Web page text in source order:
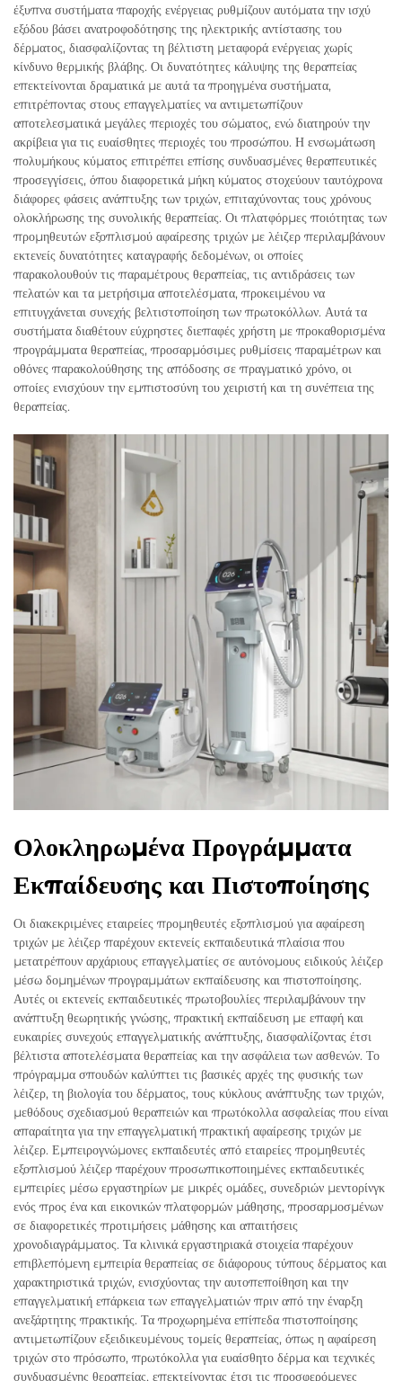
έξυπνα συστήματα παροχής ενέργειας ρυθμίζουν αυτόματα την ισχύ
εξόδου βάσει ανατροφοδότησης της ηλεκτρικής αντίστασης του
δέρματος, διασφαλίζοντας τη βέλτιστη μεταφορά ενέργειας χωρίς
κίνδυνο θερμικής βλάβης. Οι δυνατότητες κάλυψης της θεραπείας
επεκτείνονται δραματικά με αυτά τα προηγμένα συστήματα,
επιτρέποντας στους επαγγελματίες να αντιμετωπίζουν
αποτελεσματικά μεγάλες περιοχές του σώματος, ενώ διατηρούν την
ακρίβεια για τις ευαίσθητες περιοχές του προσώπου. Η ενσωμάτωση
πολυμήκους κύματος επιτρέπει επίσης συνδυασμένες θεραπευτικές
προσεγγίσεις, όπου διαφορετικά μήκη κύματος στοχεύουν ταυτόχρονα
διάφορες φάσεις ανάπτυξης των τριχών, επιταχύνοντας τους χρόνους
ολοκλήρωσης της συνολικής θεραπείας. Οι πλατφόρμες ποιότητας των
προμηθευτών εξοπλισμού αφαίρεσης τριχών με λέιζερ περιλαμβάνουν
εκτενείς δυνατότητες καταγραφής δεδομένων, οι οποίες
παρακολουθούν τις παραμέτρους θεραπείας, τις αντιδράσεις των
πελατών και τα μετρήσιμα αποτελέσματα, προκειμένου να
επιτυγχάνεται συνεχής βελτιστοποίηση των πρωτοκόλλων. Αυτά τα
συστήματα διαθέτουν εύχρηστες διεπαφές χρήστη με προκαθορισμένα
προγράμματα θεραπείας, προσαρμόσιμες ρυθμίσεις παραμέτρων και
οθόνες παρακολούθησης της απόδοσης σε πραγματικό χρόνο, οι
οποίες ενισχύουν την εμπιστοσύνη του χειριστή και τη συνέπεια της
θεραπείας.
Ολοκληρωμένα Προγράμματα
Εκπαίδευσης και Πιστοποίησης
Οι διακεκριμένες εταιρείες προμηθευτές εξοπλισμού για αφαίρεση
τριχών με λέιζερ παρέχουν εκτενείς εκπαιδευτικά πλαίσια που
μετατρέπουν αρχάριους επαγγελματίες σε αυτόνομους ειδικούς λέιζερ
μέσω δομημένων προγραμμάτων εκπαίδευσης και πιστοποίησης.
Αυτές οι εκτενείς εκπαιδευτικές πρωτοβουλίες περιλαμβάνουν την
ανάπτυξη θεωρητικής γνώσης, πρακτική εκπαίδευση με επαφή και
ευκαιρίες συνεχούς επαγγελματικής ανάπτυξης, διασφαλίζοντας έτσι
βέλτιστα αποτελέσματα θεραπείας και την ασφάλεια των ασθενών. Το
πρόγραμμα σπουδών καλύπτει τις βασικές αρχές της φυσικής των
λέιζερ, τη βιολογία του δέρματος, τους κύκλους ανάπτυξης των τριχών,
μεθόδους σχεδιασμού θεραπειών και πρωτόκολλα ασφαλείας που είναι
απαραίτητα για την επαγγελματική πρακτική αφαίρεσης τριχών με
λέιζερ. Εμπειρογνώμονες εκπαιδευτές από εταιρείες προμηθευτές
εξοπλισμού λέιζερ παρέχουν προσωπικοποιημένες εκπαιδευτικές
εμπειρίες μέσω εργαστηρίων με μικρές ομάδες, συνεδριών μεντορίνγκ
ενός προς ένα και εικονικών πλατφορμών μάθησης, προσαρμοσμένων
σε διαφορετικές προτιμήσεις μάθησης και απαιτήσεις
χρονοδιαγράμματος. Τα κλινικά εργαστηριακά στοιχεία παρέχουν
επιβλεπόμενη εμπειρία θεραπείας σε διάφορους τύπους δέρματος και
χαρακτηριστικά τριχών, ενισχύοντας την αυτοπεποίθηση και την
επαγγελματική επάρκεια των επαγγελματιών πριν από την έναρξη
ανεξάρτητης πρακτικής. Τα προχωρημένα επίπεδα πιστοποίησης
αντιμετωπίζουν εξειδικευμένους τομείς θεραπείας, όπως η αφαίρεση
τριχών στο πρόσωπο, πρωτόκολλα για ευαίσθητο δέρμα και τεχνικές
συνδυασμένης θεραπείας, επεκτείνοντας έτσι τις προσφερόμενες